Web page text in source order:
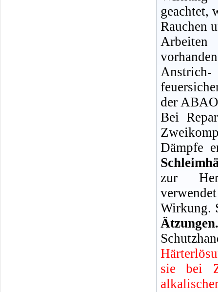
geachtet,
Rauchen
Arbeiten
der
Bei
Dämpfe
zur
Wirkung.
sie bei